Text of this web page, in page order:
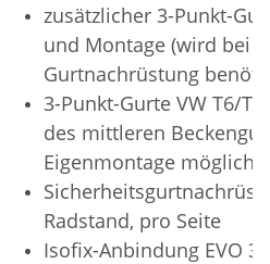
zusätzlicher 3-Punkt-
und Montage (wird bei
Gurtnachrüstung
3-Punkt-Gurte VW T6/
des mittleren
Eigenmontage möglich)
Radstand, pro Seite
Isofix-Anbindung EVO